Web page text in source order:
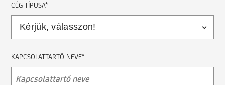
CÉG TÍPUSA*
KAPCSOLATTARTÓ NEVE*